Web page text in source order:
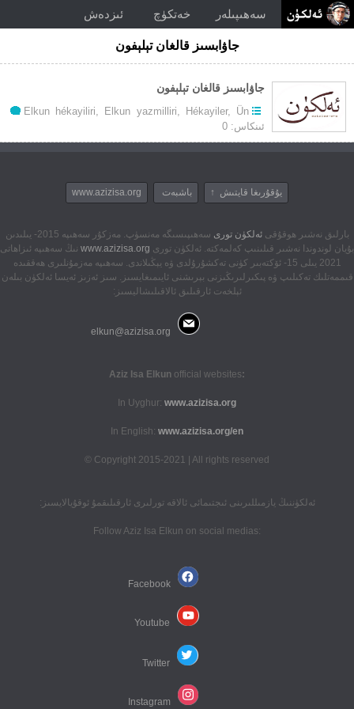
سەھىپىلەر خەتكۈچ ئىزدەش
جاۋابسىز قالغان تېلېفون
جاۋابسىز قالغان تېلېفون
Elkun hékayiliri, Elkun yazmilliri, Hékayiler, Ün
ئىنكاس: 0
يۇقۇرىغا قايتىش ↑ باشبەت www.azizisa.org
بارلىق نەشىر ھوقۇقىئەلكۈن تورى
سەھىپىسىگە مەنسۈپ. مەزكۇر سەھىپە 2015- يىلىدىن
بۇيان لوندوندا نەشىر قىلىنىپ كەلمەكتە. ئەلكۈن تورى www.azizisa.org نىڭ سەھىپە ئىزاھاتى
2021 يىلى 15- ئۆكتەبىر كۈنى تەكشۇرۇلدى ۋە يېڭىلاندى. سەھىپە مەزمۇنلىرى ھەققىدە
قىممەتلىك تەكىلىپ ۋە پىكىرلىرىڭىزنى بېرىشنى ئايىمىغايسىز. سىز ئەزىز ئەيسا ئەلكۈن بىلەن
ئېلخەت ئارقىلىق ئالاقىلىشاليسىز:
:Aziz Isa Elkun
official websites
In Uyghur: www.azizisa.org
In English: www.azizisa.org/en
Copyright 2015-2021 | All rights reserved ©
ئەلكۈننىڭ يازمىللىرىنى ئىجتىمائى ئالاقە تورلىرى ئارقىلىقمۇ ئوقۇيالايسىز:
:Follow Aziz Isa Elkun on social medias